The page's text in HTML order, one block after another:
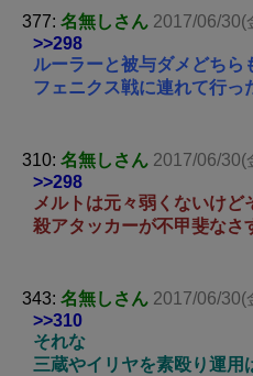
377: 名無しさん 2017/06/30(
>>298
ルーラーと被与ダメどちら
フェニクス戦に連れて行っ
310: 名無しさん 2017/06/30(
>>298
メルトは元々弱くないけ
殺アタッカーが不甲斐なさ
343: 名無しさん 2017/06/30(
>>310
それな
三蔵やイリヤを素殴り運用